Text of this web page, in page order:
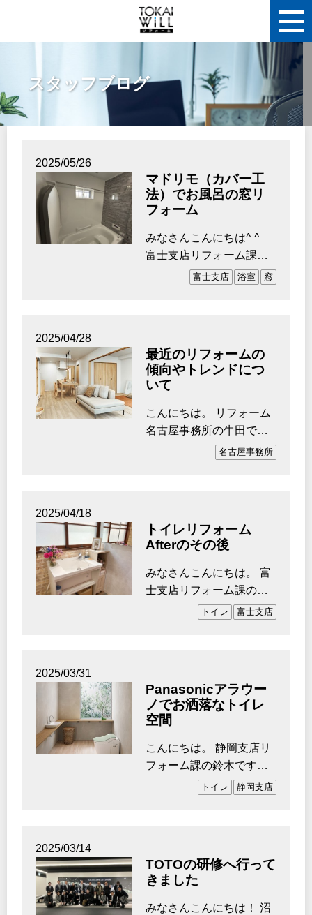
スタッフブログ
2025/05/26
マドリモ（カバー工
法）でお風呂の窓リ
フォーム
みなさんこんにちは^ ^
富士支店リフォーム課の
澤田です。 突然ですがみ
富士支店 浴室 窓
2025/04/28
最近のリフォームの
傾向やトレンドにつ
いて
こんにちは。 リフォーム
名古屋事務所の牛田で
す。 以前は毎年のよう
名古屋事務所
2025/04/18
トイレリフォーム
Afterのその後
みなさんこんにちは。 富
士支店リフォーム課の澤
田です。 私事ですが先
トイレ 富士支店
2025/03/31
Panasonicアラウー
ノでお洒落なトイレ
空間
こんにちは。 静岡支店リ
フォーム課の鈴木です。
先日、リフォーム研修で
トイレ 静岡支店
2025/03/14
TOTOの研修へ行って
きました
みなさんこんにちは！ 沼